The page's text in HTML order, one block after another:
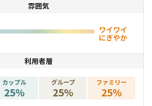
雰囲気
ワイワイ
にぎやか
利用者層
カップル
25%
グループ
25%
ファミリー
25%